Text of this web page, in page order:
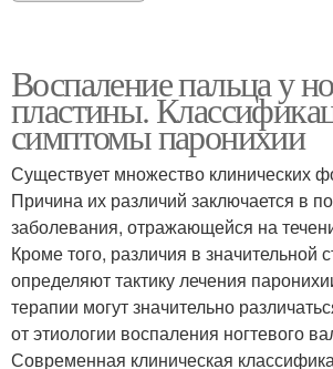
Воспаление пальца у
пластины.
симптомы паронихии
Существует множество клинических
Причина их различий заключается в
заболевания, отражающейся на
Кроме того, различия в значительной
определяют тактику лечения
терапии могут значительно
от этиологии воспаления ногтевого
Современная клиническая